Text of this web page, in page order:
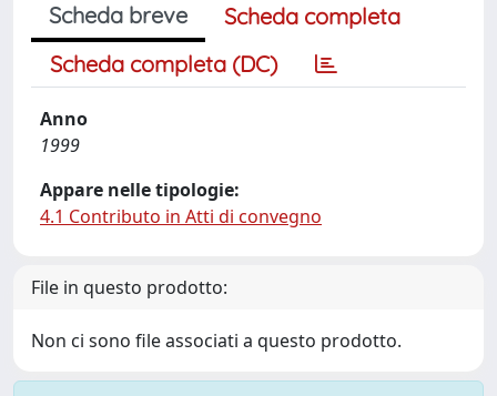
Scheda breve
Scheda completa
Scheda completa (DC)
Anno
1999
Appare nelle tipologie:
4.1 Contributo in Atti di convegno
File in questo prodotto:
Non ci sono file associati a questo prodotto.